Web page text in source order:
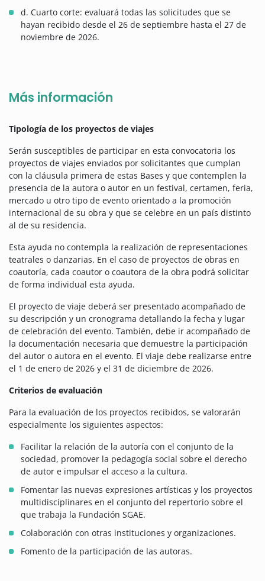
d. Cuarto corte: evaluará todas las solicitudes que se
hayan recibido desde el 26 de septiembre hasta el 27 de
noviembre de 2026.
Más información
Tipología de los proyectos de viajes
Serán susceptibles de participar en esta convocatoria los
proyectos de viajes enviados por solicitantes que cumplan
con la cláusula primera de estas Bases y que contemplen la
presencia de la autora o autor en un festival, certamen, feria,
mercado u otro tipo de evento orientado a la promoción
internacional de su obra y que se celebre en un país distinto
al de su residencia.
Esta ayuda no contempla la realización de representaciones
teatrales o danzarias. En el caso de proyectos de obras en
coautoría, cada coautor o coautora de la obra podrá solicitar
de forma individual esta ayuda.
El proyecto de viaje deberá ser presentado acompañado de
su descripción y un cronograma detallando la fecha y lugar
de celebración del evento. También, debe ir acompañado de
la documentación necesaria que demuestre la participación
del autor o autora en el evento. El viaje debe realizarse entre
el 1 de enero de 2026 y el 31 de diciembre de 2026.
Criterios de evaluación
Para la evaluación de los proyectos recibidos, se valorarán
especialmente los siguientes aspectos:
Facilitar la relación de la autoría con el conjunto de la
sociedad, promover la pedagogía social sobre el derecho
de autor e impulsar el acceso a la cultura.
Fomentar las nuevas expresiones artísticas y los proyectos
multidisciplinares en el conjunto del repertorio sobre el
que trabaja la Fundación SGAE.
Colaboración con otras instituciones y organizaciones.
Fomento de la participación de las autoras.